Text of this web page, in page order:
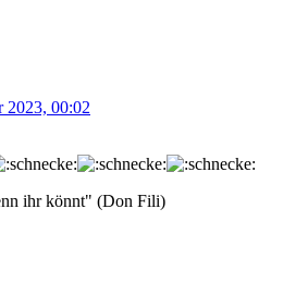
2023, 00:02
ihr könnt" (Don Fili)